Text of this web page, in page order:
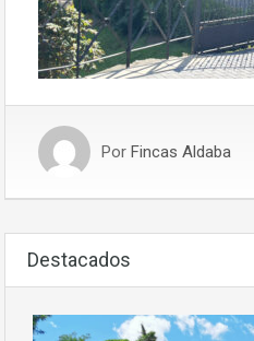
Por Fincas Aldaba
Destacados